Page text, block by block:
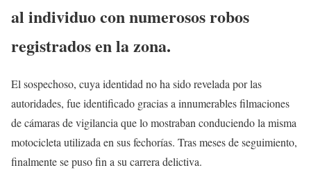
al individuo con numerosos robos
registrados en la zona.
El sospechoso, cuya identidad no ha sido revelada por las
autoridades, fue identificado gracias a innumerables filmaciones
de cámaras de vigilancia que lo mostraban conduciendo la misma
motocicleta utilizada en sus fechorías. Tras meses de seguimiento,
finalmente se puso fin a su carrera delictiva.